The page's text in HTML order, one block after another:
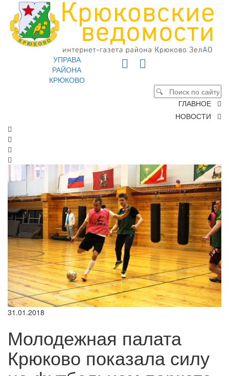
УПРАВА
РАЙОНА
КРЮКОВО
ГЛАВНОЕ
НОВОСТИ
31.01.2018
Молодежная палата
Крюково показала силу